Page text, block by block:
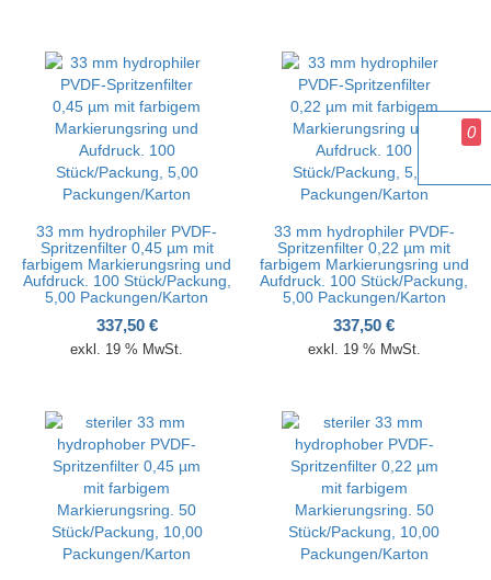
33 mm hydrophiler PVDF-
Spritzenfilter 0,45 µm mit
farbigem Markierungsring und
Aufdruck. 100 Stück/Packung,
5,00 Packungen/Karton
337,50 €
exkl. 19 % MwSt.
33 mm hydrophiler PVDF-
Spritzenfilter 0,22 µm mit
farbigem Markierungsring und
Aufdruck. 100 Stück/Packung,
5,00 Packungen/Karton
337,50€
exkl. 19 % MwSt.
0